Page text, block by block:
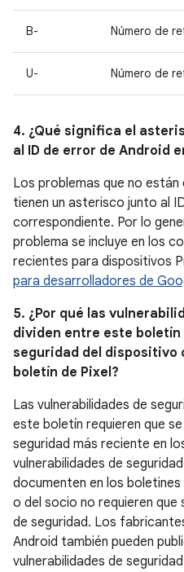
B- Número de
U- Número de
4. ¿Qué significa el
al ID de error de Android
Los problemas que no están
tienen un asterisco junto al
correspondiente. Por lo
problema se incluye en los
recientes para dispositivos
para desarrolladores de
5. ¿Por qué las
dividen entre este boletín
seguridad del dispositivo
boletín de Pixel?
Las vulnerabilidades de
este boletín requieren que
seguridad más reciente en
vulnerabilidades de
documenten en los
o del socio no requieren que
de seguridad. Los
Android también pueden
vulnerabilidades de